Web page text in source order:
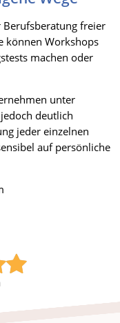
freier
können Workshops
machen oder
unter
deutlich
jeder einzelnen
auf persönliche